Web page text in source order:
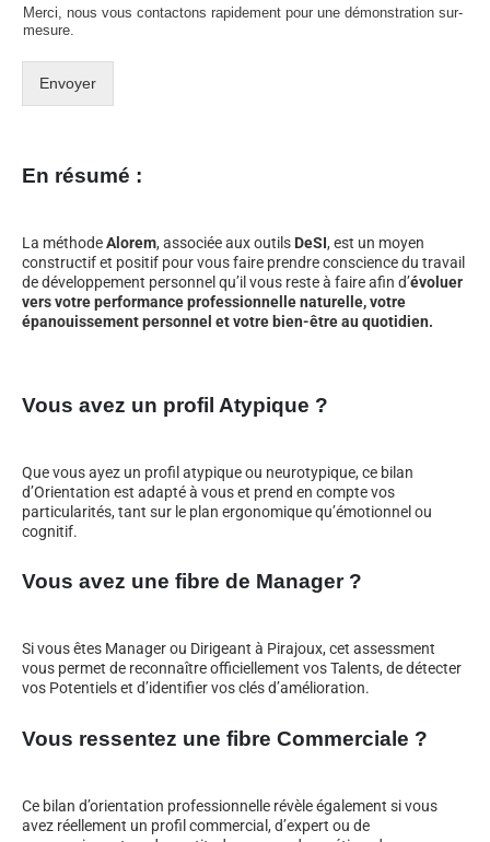
Merci, nous vous contactons rapidement pour une démonstration sur-
mesure.
Envoyer
En résumé :
La méthodeAlorem, associée aux outils DeSI, est un moyen
constructif et positif pour vous faire prendre conscience du travail
de développement personnel qu’il vous reste à faire afin d’évoluer
vers votre performance professionnelle naturelle, votre
épanouissement personnel et votre bien-être au quotidien.
Vous avez un profil Atypique ?
Que vous ayez un profil atypique ou neurotypique, ce bilan
d’Orientation est adapté à vous et prend en compte vos
particularités, tant sur le plan ergonomique qu’émotionnel ou
cognitif.
Vous avez une fibre de Manager ?
Si vous êtes Manager ou Dirigeant à Pirajoux, cet assessment
vous permet de reconnaître officiellement vos Talents, de détecter
vos Potentiels et d’identifier vos clés d’amélioration.
Vous ressentez une fibre Commerciale ?
Ce bilan d’orientation professionnelle révèle également si vous
avez réellement un profil commercial, d’expert ou de